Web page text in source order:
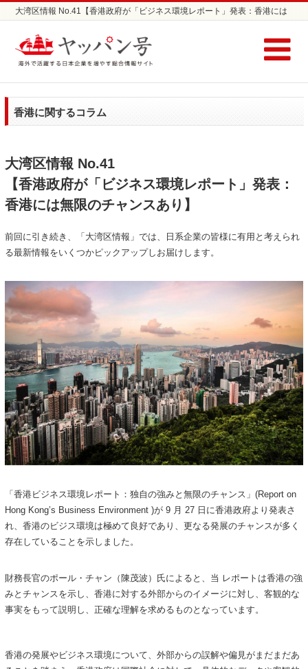
大湾区情報 No.41【香港政府が「ビジネス環境レポート」発表：香港には
香港に関するコラム
大湾区情報 No.41
【香港政府が「ビジネス環境レポート」発表：
香港には無限のチャンスあり】
前回に引き続き、「大湾区情報」では、日系企業の皆様に有用と考えられ
る最新情報をいくつかピックアップしお届けします。
「香港ビジネス環境レポート：独自の強みと無限のチャンス」(Report on
Hong Kong’s Business Environment )が 9 月 27 日に香港政府より発表さ
れ、香港のビジス環境は極めて良好であり、更なる発展のチャンスが多く
存在していることを示しました。
財務長官のポール・チャン（陳茂波）氏によると、当 レポートは香港の強
みとチャンスを示し、香港に対する外部からのイメージに対し、客観的な
事実をもって説明し、正確な理解を求めるものとなっています。
香港の発展やビジネス環境について、外部からの誤解や偏見がまだまだあ